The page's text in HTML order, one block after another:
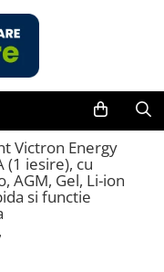
Victron Energy
(1 iesire), cu
AGM, Gel, Li-ion
si functie